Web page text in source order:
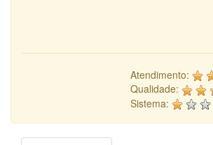
Atendimento:
Qualidade:
Sistema: